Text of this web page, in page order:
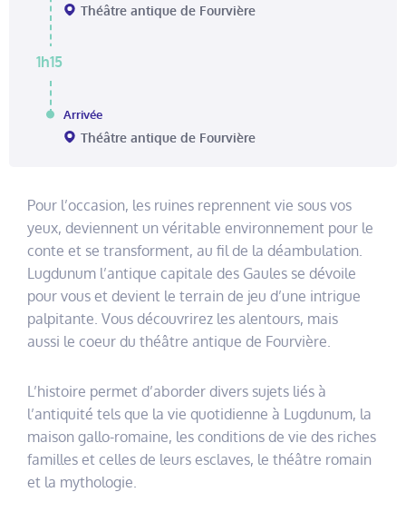
1h15
Théâtre antique de Fourvière
Arrivée
Théâtre antique de Fourvière
Pour l’occasion, les ruines reprennent vie sous vos
yeux, deviennent un véritable environnement pour le
conte et se transforment, au fil de la déambulation.
Lugdunum l’antique capitale des Gaules se dévoile
pour vous et devient le terrain de jeu d’une intrigue
palpitante. Vous découvrirez les alentours, mais
aussi le coeur du théâtre antique de Fourvière.
L’histoire permet d’aborder divers sujets liés à
l’antiquité tels que la vie quotidienne à Lugdunum, la
maison gallo-romaine, les conditions de vie des riches
familles et celles de leurs esclaves, le théâtre romain
et la mythologie.